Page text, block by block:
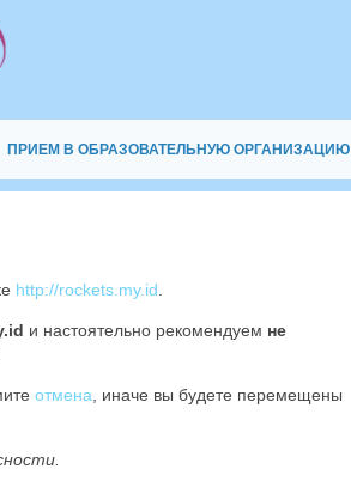
ПРИЕМ В ОБРАЗОВАТЕЛЬНУЮ ОРГАНИЗАЦИЮ
http://rockets.my.id
и настоятельно рекомендуем не
отмена , иначе вы будете перемещены